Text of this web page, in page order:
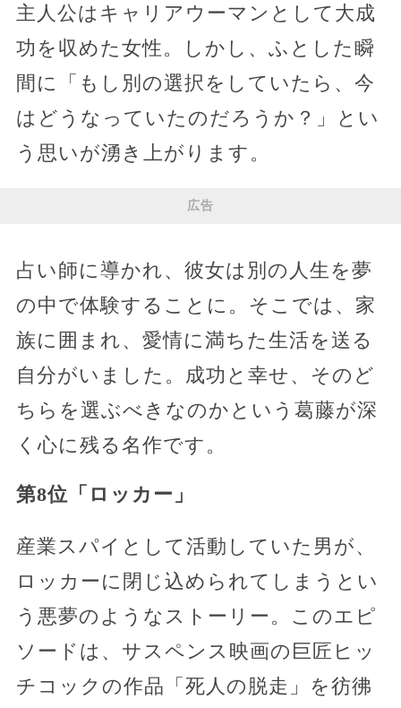
主人公はキャリアウーマンとして大成
功を収めた女性。しかし、ふとした瞬
間に「もし別の選択をしていたら、今
はどうなっていたのだろうか？」とい
う思いが湧き上がります。
広告
占い師に導かれ、彼女は別の人生を夢
の中で体験することに。そこでは、家
族に囲まれ、愛情に満ちた生活を送る
自分がいました。成功と幸せ、そのど
ちらを選ぶべきなのかという葛藤が深
く心に残る名作です。
第8位「ロッカー」
産業スパイとして活動していた男が、
ロッカーに閉じ込められてしまうとい
う悪夢のようなストーリー。このエピ
ソードは、サスペンス映画の巨匠ヒッ
チコックの作品「死人の脱走」を彷彿